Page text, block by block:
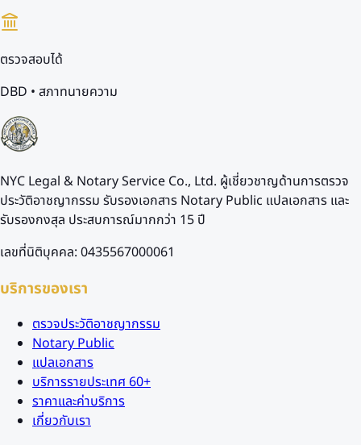
ตรวจสอบได้
DBD • สภาทนายความ
NYC Legal & Notary Service Co., Ltd. ผู้เชี่ยวชาญด้านการตรวจ
ประวัติอาชญากรรม รับรองเอกสาร Notary Public แปลเอกสาร และ
รับรองกงสุล ประสบการณ์มากกว่า 15 ปี
เลขที่นิติบุคคล: 0435567000061
บริการของเรา
ตรวจประวัติอาชญากรรม
Notary Public
แปลเอกสาร
บริการรายประเทศ 60+
ราคาและค่าบริการ
เกี่ยวกับเรา